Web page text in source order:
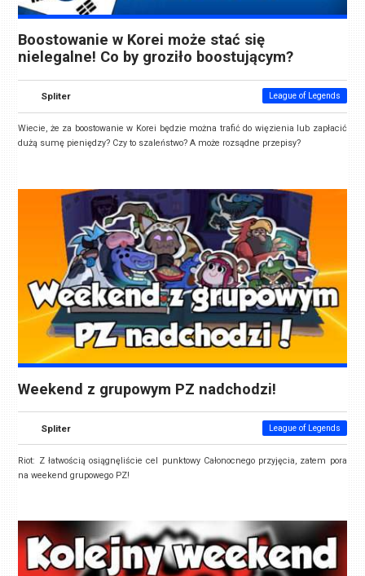
Boostowanie w Korei może stać się
nielegalne! Co by groziło boostującym?
Spliter League of Legends
Wiecie, że za boostowanie w Korei będzie można trafić do więzienia lub zapłacić
dużą sumę pieniędzy? Czy to szaleństwo? A może rozsądne przepisy?
Weekend z grupowym PZ nadchodzi!
Spliter League of Legends
Riot: Z łatwością osiągnęliście cel punktowy Całonocnego przyjęcia, zatem pora
na weekend grupowego PZ!